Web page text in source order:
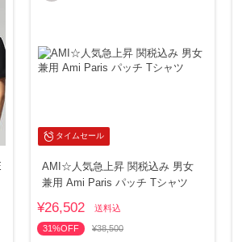
タイムセール
AMI☆人気急上昇 関税込み 男女
兼用 Ami Paris パッチ Tシャツ
¥26,502 送料込
31%OFF ¥38,500